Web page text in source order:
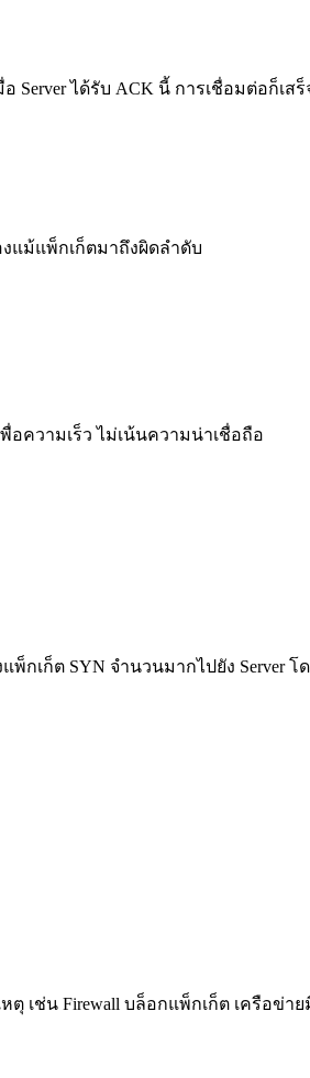
อ Server ได้รับ ACK นี้ การเชื่อมต่อก็
แม้แพ็กเก็ตมาถึงผิดลำดับ
พื่อความเร็ว ไม่เน้นความน่าเชื่อถือ
กเก็ต SYN จำนวนมากไปยัง Server
ตุ เช่น Firewall บล็อกแพ็กเก็ต เครือข่า